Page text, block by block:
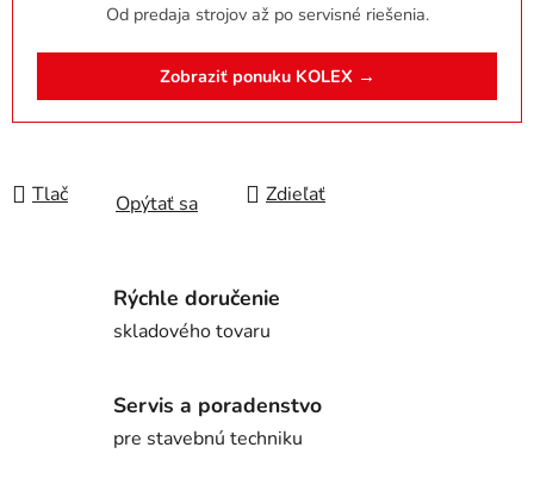
Od predaja strojov až po servisné riešenia.
Zobraziť ponuku KOLEX →
Tlač Opýtať sa Zdieľať
Rýchle doručenie
skladového tovaru
Servis a poradenstvo
pre stavebnú techniku